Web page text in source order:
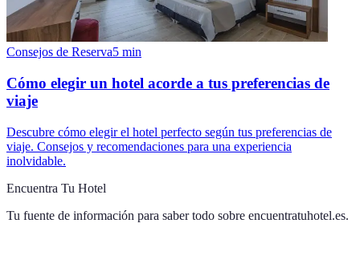
Consejos de Reserva5 min
Cómo elegir un hotel acorde a tus preferencias de
viaje
Descubre cómo elegir el hotel perfecto según tus preferencias de
viaje. Consejos y recomendaciones para una experiencia
inolvidable.
Encuentra Tu Hotel
Tu fuente de información para saber todo sobre encuentratuhotel.es.